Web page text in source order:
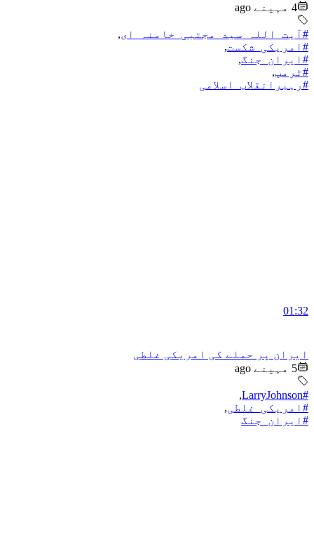
4 مہینے ago
#آیت_اللہ_سید_مجتبی_خامنہ_ای,
#امریکی_شکست,
#ایران_جنگ,
#ٹرمپ,
#رہبرانقلاب_اسلامی
01:32
ایران پر حملے کی امریکی غلطی
5 مہینے ago
#LarryJohnson
,
#امریکی_غلطی,
#ایران_جنگ